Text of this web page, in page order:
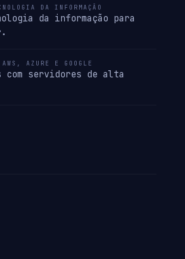
DA INFORMAÇÃO
da informação para
AZURE E GOOGLE
com servidores de alta